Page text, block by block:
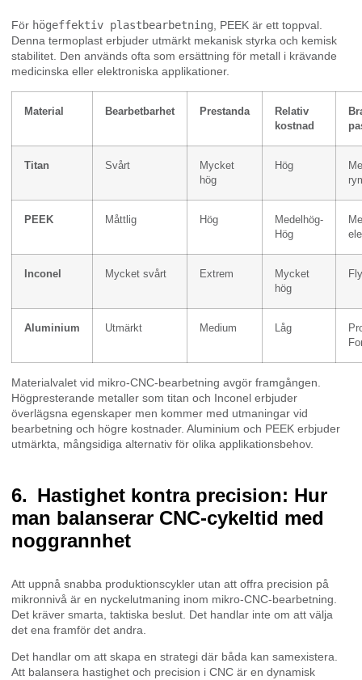
För högeffektiv plastbearbetning, PEEK är ett toppval.
Denna termoplast erbjuder utmärkt mekanisk styrka och kemisk
stabilitet. Den används ofta som ersättning för metall i krävande
medicinska eller elektroniska applikationer.
Material Bearbetbarhet Prestanda
Relativ
kostnad
Titan Svårt
Mycket
hög
Hög
PEEK Måttlig Hög
Medelhög-
Hög
Inconel Mycket svårt Extrem
Mycket
hög
Aluminium Utmärkt Medium Låg
Materialvalet vid mikro-CNC-bearbetning avgör framgången.
Högpresterande metaller som titan och Inconel erbjuder
överlägsna egenskaper men kommer med utmaningar vid
bearbetning och högre kostnader. Aluminium och PEEK erbjuder
utmärkta, mångsidiga alternativ för olika applikationsbehov.
Hastighet kontra precision: Hur
man balanserar CNC-cykeltid med
noggrannhet
Att uppnå snabba produktionscykler utan att offra precision på
mikronnivå är en nyckelutmaning inom mikro-CNC-bearbetning.
Det kräver smarta, taktiska beslut. Det handlar inte om att välja
det ena framför det andra.
Det handlar om att skapa en strategi där båda kan samexistera.
Att balansera hastighet och precision i CNC är en dynamisk